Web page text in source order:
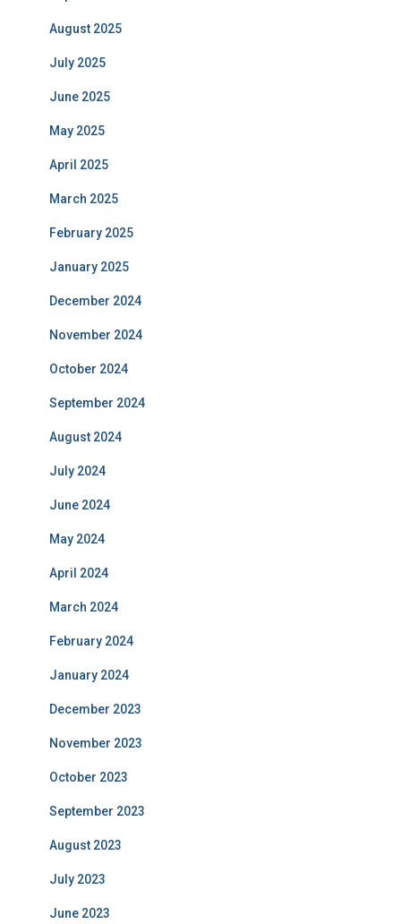
August 2025
July 2025
June 2025
May 2025
April 2025
March 2025
February 2025
January 2025
December 2024
November 2024
October 2024
September 2024
August 2024
July 2024
June 2024
May 2024
April 2024
March 2024
February 2024
January 2024
December 2023
November 2023
October 2023
September 2023
August 2023
July 2023
June 2023